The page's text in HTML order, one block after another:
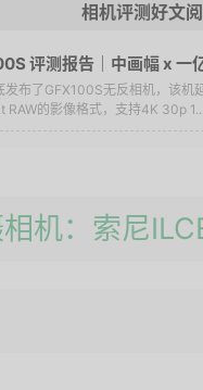
相机评测好文
评测报告｜中画幅 x 一
发布了GFX100S无反相机，该
RAW的影像格式，支持4K 30p
机：索尼